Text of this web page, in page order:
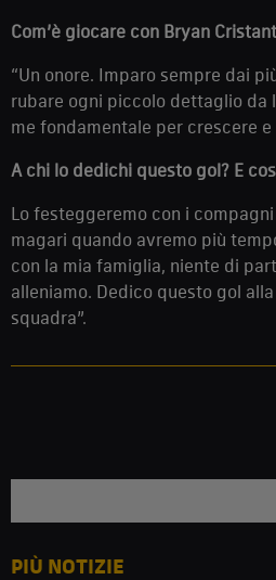
Com’è giocare con Bryan
“Un onore. Imparo sempre dai
rubare ogni piccolo dettaglio da
me fondamentale per crescere e
A chi lo dedichi questo gol? E
Lo festeggeremo con i
magari quando avremo più
con la mia famiglia, niente di
alleniamo. Dedico questo gol
squadra”.
PIÙ NOTIZIE